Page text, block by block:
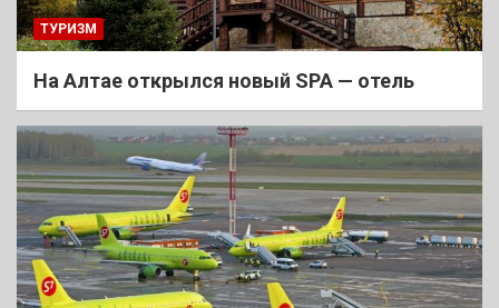
ТУРИЗМ
На Алтае открылся новый SPA — отель